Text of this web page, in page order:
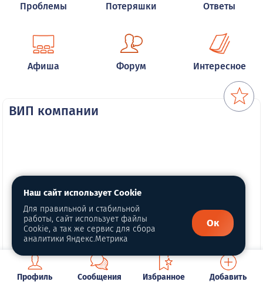
Проблемы Потеряшки Ответы
Афиша Форум Интересное
ВИП компании
Профиль Сообщения Избранное Добавить
Наш сайт использует Cookie
Для правильной и стабильной
работы, сайт использует файлы
Cookie, а так же сервис для сбора
аналитики Яндекс.Метрика
Ок